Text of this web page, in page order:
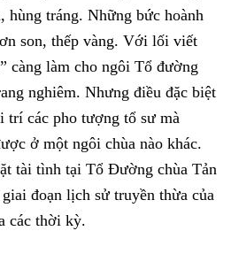
hùng tráng. Những bức hoành
son, thếp vàng. Với lối viết
càng làm cho ngôi Tổ đường
nghiêm. Nhưng điều đặc biệt
trí các pho tượng tổ sư mà
ở một ngôi chùa nào khác.
tài tình tại Tổ Đường chùa Tản
đoạn lịch sử truyền thừa của
các thời kỳ.